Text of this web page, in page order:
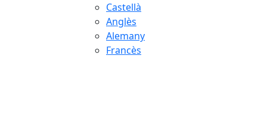
Castellà
Anglès
Alemany
Francès